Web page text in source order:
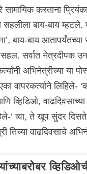
सामायिक करताना
सहलीला बाय-बाय म्हटले.
बाय-बाय आतापर्यंतच्या
सहल. सर्वात नेत्रदीपक
अभिनेत्रीच्या या
वापरकर्त्याने लिहिले-
व्हिडिओ, वाढदिवसाच्या
‘ व्वा, ते खूप सुंदर
तिच्या वाढदिवसाचे